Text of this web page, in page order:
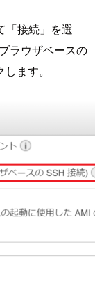
「接続」を選
ラウザベースの
ます。